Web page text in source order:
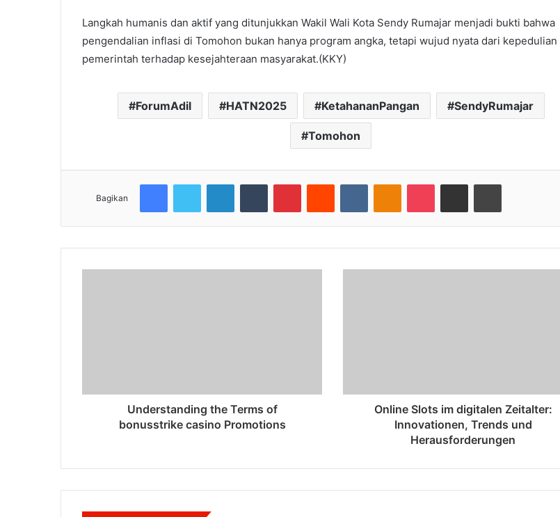
Langkah humanis dan aktif yang ditunjukkan Wakil Wali Kota Sendy Rumajar menjadi bukti bahwa
pengendalian inflasi di Tomohon bukan hanya program angka, tetapi wujud nyata dari kepedulian
pemerintah terhadap kesejahteraan masyarakat.(KKY)
ForumAdil HATN2025 KetahananPangan SendyRumajar
Tomohon
Bagikan
FacebookTwitter LinkedInTumblr PinterestReddit VKontakteOdnoklassniki
Pocket Share via Email Cetak
Understanding the Terms of
bonusstrike casino Promotions
Online Slots im digitalen Zeitalter:
Innovationen, Trends und
Herausforderungen